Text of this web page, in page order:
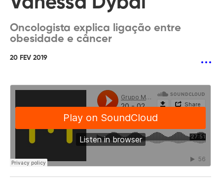
Oncologista explica ligação entre
obesidade e câncer
20 FEV 2019